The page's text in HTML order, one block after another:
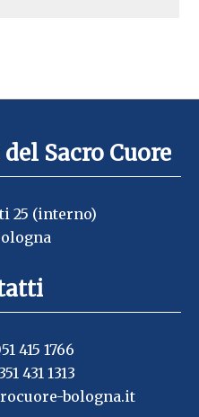
Sacro Cuore
25 (interno)
415 1766
431 1313
bologna.it